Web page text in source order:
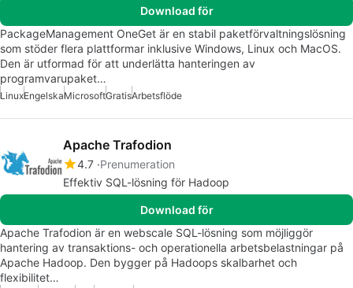
Download för
PackageManagement OneGet är en stabil paketförvaltningslösning
som stöder flera plattformar inklusive Windows, Linux och MacOS.
Den är utformad för att underlätta hanteringen av
programvarupaket…
LinuxEngelskaMicrosoftGratisArbetsflöde
Apache Trafodion
4.7 Prenumeration
Effektiv SQL-lösning för Hadoop
Download för
Apache Trafodion är en webscale SQL-lösning som möjliggör
hantering av transaktions- och operationella arbetsbelastningar på
Apache Hadoop. Den bygger på Hadoops skalbarhet och
flexibilitet…